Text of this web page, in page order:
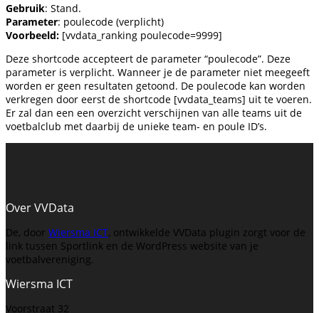
Gebruik: Stand.
Parameter: poulecode (verplicht)
Voorbeeld: [vvdata_ranking poulecode=9999]
Deze shortcode accepteert de parameter “poulecode”. Deze
parameter is verplicht. Wanneer je de parameter niet meegeeft
worden er geen resultaten getoond. De poulecode kan worden
verkregen door eerst de shortcode [vvdata_teams] uit te voeren.
Er zal dan een een overzicht verschijnen van alle teams uit de
voetbalclub met daarbij de unieke team- en poule ID’s.
Over VVData
De, door Wiersma ICT, ontwikkelde VVData plugin zorgt voor de
link tussen Sportlink en de WordPress website van je
voetbalvereniging.
Wiersma ICT
Voorstraat 32